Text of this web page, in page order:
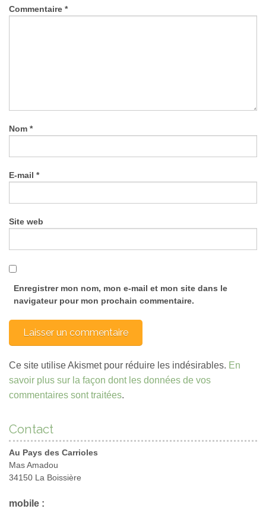
Commentaire *
Nom *
E-mail *
Site web
Enregistrer mon nom, mon e-mail et mon site dans le
navigateur pour mon prochain commentaire.
Ce site utilise Akismet pour réduire les indésirables. En
savoir plus sur la façon dont les données de vos
commentaires sont traitées.
Contact
Au Pays des Carrioles
Mas Amadou
34150 La Boissière
mobile :